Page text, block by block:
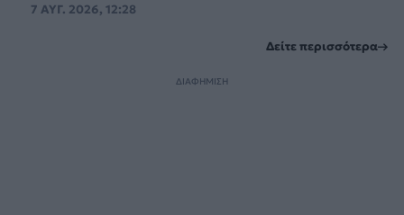
7 ΑΥΓ. 2026, 12:28
Δείτε περισσότερα
ΔΙΑΦΗΜΙΣΗ